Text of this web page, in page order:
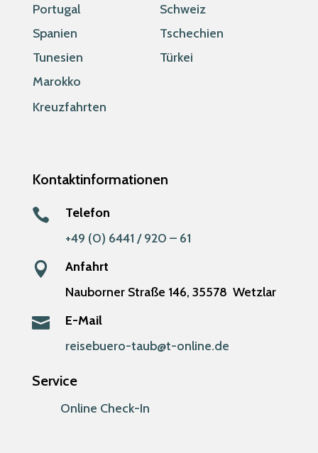
Portugal
Schweiz
Spanien
Tschechien
Tunesien
Türkei
Marokko
Kreuzfahrten
Kontaktinformationen

Telefon
+49 (0) 6441 / 920 – 61

Anfahrt
Nauborner Straße 146, 35578 Wetzlar

E-Mail
reisebuero-taub@t-online.de
Service
Online Check-In